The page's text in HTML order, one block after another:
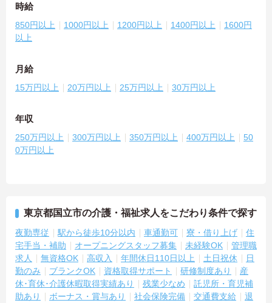
時給
850円以上 1000円以上 1200円以上 1400円以上
1600円
以上
月給
15万円以上 20万円以上 25万円以上 30万円以上
年収
250万円以上 300万円以上 350万円以上 400万円以上
50
0万円以上
東京都国立市の介護・福祉求人をこだわり条件で探す
夜勤専従 駅から徒歩10分以内 車通勤可 寮・借り上げ
住
宅手当・補助
オープニングスタッフ募集 未経験OK
管理職
求人
無資格OK 高収入 年間休日110日以上 土日祝休
日
勤のみ
ブランクOK 資格取得サポート 研修制度あり
産
休･育休･介護休暇取得実績あり
残業少なめ
託児所・育児補
助あり
ボーナス・賞与あり 社会保険完備 交通費支給 退